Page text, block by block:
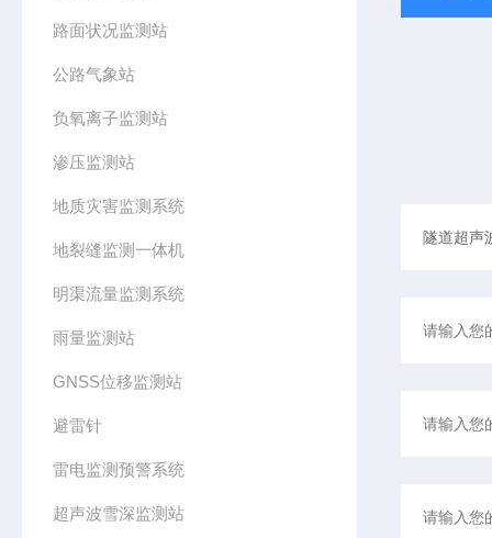
路面状况监测站
公路气象站
负氧离子监测站
渗压监测站
地质灾害监测系统
地裂缝监测一体机
明渠流量监测系统
雨量监测站
GNSS位移监测站
避雷针
雷电监测预警系统
超声波雪深监测站